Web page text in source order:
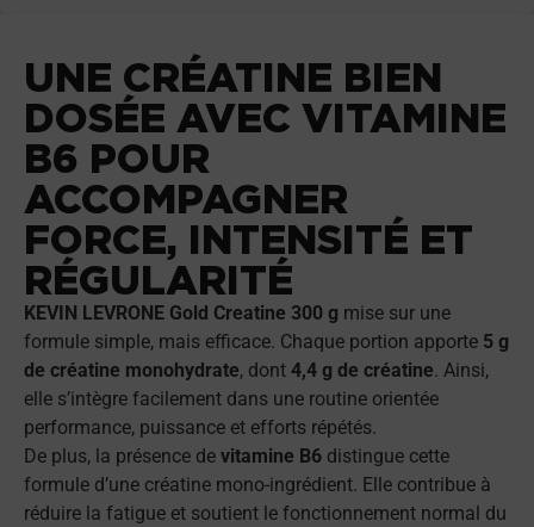
UNE CRÉATINE BIEN
DOSÉE AVEC VITAMINE
B6 POUR
ACCOMPAGNER
FORCE, INTENSITÉ ET
RÉGULARITÉ
KEVIN LEVRONE Gold Creatine 300 g mise sur une
formule simple, mais efficace. Chaque portion apporte 5 g
de créatine monohydrate, dont 4,4 g de créatine. Ainsi,
elle s’intègre facilement dans une routine orientée
performance, puissance et efforts répétés.
De plus, la présence de vitamine B6 distingue cette
formule d’une créatine mono-ingrédient. Elle contribue à
réduire la fatigue et soutient le fonctionnement normal du